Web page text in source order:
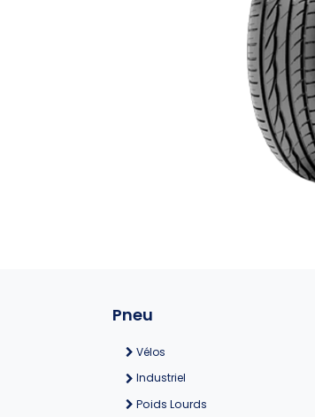
Pneu
Vélos
Industriel
Poids Lourds